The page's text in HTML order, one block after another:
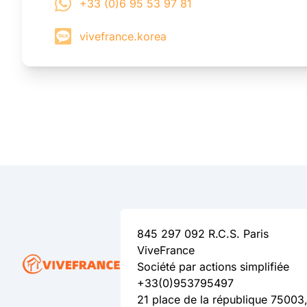
+33 (0)6 95 53 97 81
vivefrance.korea
845 297 092 R.C.S. Paris
ViveFrance
Société par actions simplifiée
+33(0)953795497
21 place de la république